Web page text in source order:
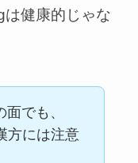
健康的じゃな
でも、
方には注意